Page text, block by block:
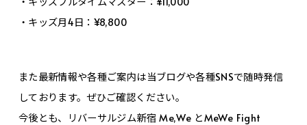
・キッズ月4日：¥8,800
また最新情報や各種ご案内は当ブログや各種SNSで随時発信
しております。ぜひご確認ください。
今後とも、リバーサルジム新宿 Me,We とMeWe Fight